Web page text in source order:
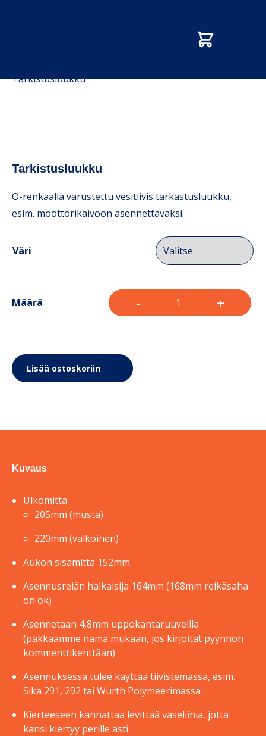
Tarkistusluukku
Tarkistusluukku
O-renkaalla varustettu vesitiivis tarkastusluukku,
esim. moottorikaivoon asennettavaksi.
Väri
Määrä - +
Lisää ostoskoriin
Kuvaus
Ulkomitta
205mm (musta)
220mm (valkoinen)
Aukon sisämitta 152mm
Asennusreiän halkaisija 164mm (168mm reikäsaha
on ok)
Asennetaan 4,8mm uppokantaruuveilla
(pakkaamme nämä mukaan, jos kirjoitat pyynnön
kommenttikenttään)
Asennuksessa tulee käyttää tiivistemassa, esim.
Sika 291, 292 tai Wurth Polymeerimassa
Kierteeseen kannattaa levittää vaseliinia, jotta
kansi kiertyy perille asti